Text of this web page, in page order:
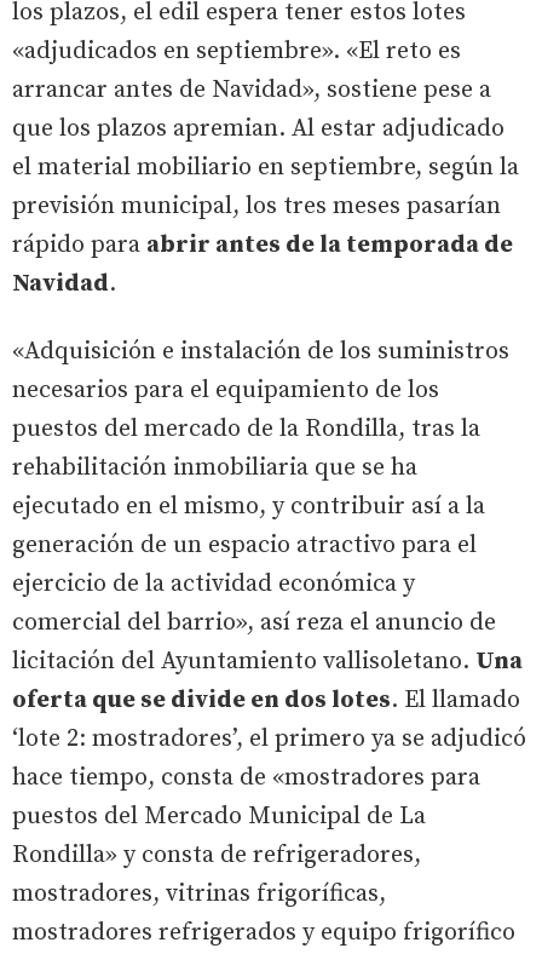
los plazos, el edil espera tener estos lotes
«adjudicados en septiembre». «El reto es
arrancar antes de Navidad», sostiene pese a
que los plazos apremian. Al estar adjudicado
el material mobiliario en septiembre, según la
previsión municipal, los tres meses pasarían
rápido para abrir antes de la temporada de
Navidad.
«Adquisición e instalación de los suministros
necesarios para el equipamiento de los
puestos del mercado de la Rondilla, tras la
rehabilitación inmobiliaria que se ha
ejecutado en el mismo, y contribuir así a la
generación de un espacio atractivo para el
ejercicio de la actividad económica y
comercial del barrio», así reza el anuncio de
licitación del Ayuntamiento vallisoletano. Una
oferta que se divide en dos lotes. El llamado
‘lote 2: mostradores’, el primero ya se adjudicó
hace tiempo, consta de «mostradores para
puestos del Mercado Municipal de La
Rondilla» y consta de refrigeradores,
mostradores, vitrinas frigoríficas,
mostradores refrigerados y equipo frigorífico